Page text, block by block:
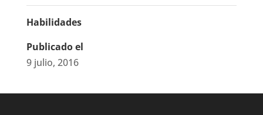
Habilidades
Publicado el
9 julio, 2016